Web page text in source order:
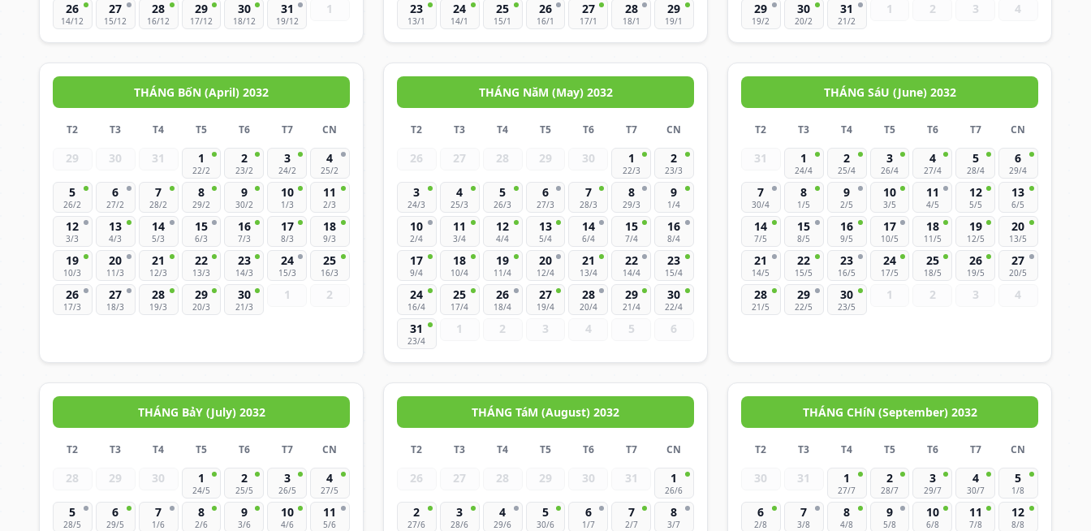
26
14/12
27
15/12
28
16/12
29
17/12
30
18/12
31
19/12
1 23
13/1
24
14/1
25
15/1
26
16/1
27
17/1
28
18/1
29
19/1
29
19/2
30
20/2
31
21/2
1 2 3 4
THÁNG BốN (April) 2032
T2 T3 T4 T5 T6 T7 CN
29 30 31 1
22/2
2
23/2
3
24/2
4
25/2
5
26/2
6
27/2
7
28/2
8
29/2
9
30/2
10
1/3
11
2/3
12
3/3
13
4/3
14
5/3
15
6/3
16
7/3
17
8/3
18
9/3
19
10/3
20
11/3
21
12/3
22
13/3
23
14/3
24
15/3
25
16/3
26
17/3
27
18/3
28
19/3
29
20/3
30
21/3
1 2
THÁNG NăM (May) 2032
T2 T3 T4 T5 T6 T7 CN
26 27 28 29 30 1
22/3
2
23/3
3
24/3
4
25/3
5
26/3
6
27/3
7
28/3
8
29/3
9
1/4
10
2/4
11
3/4
12
4/4
13
5/4
14
6/4
15
7/4
16
8/4
17
9/4
18
10/4
19
11/4
20
12/4
21
13/4
22
14/4
23
15/4
24
16/4
25
17/4
26
18/4
27
19/4
28
20/4
29
21/4
30
22/4
31
23/4
1 2 3 4 5 6
THÁNG SáU (June) 2032
T2 T3 T4 T5 T6 T7 CN
31 1
24/4
2
25/4
3
26/4
4
27/4
5
28/4
6
29/4
7
30/4
8
1/5
9
2/5
10
3/5
11
4/5
12
5/5
13
6/5
14
7/5
15
8/5
16
9/5
17
10/5
18
11/5
19
12/5
20
13/5
21
14/5
22
15/5
23
16/5
24
17/5
25
18/5
26
19/5
27
20/5
28
21/5
29
22/5
30
23/5
1 2 3 4
THÁNG BảY (July) 2032
T2 T3 T4 T5 T6 T7 CN
28 29 30 1
24/5
2
25/5
3
26/5
4
27/5
5
28/5
6
29/5
7
1/6
8
2/6
9
3/6
10
4/6
11
5/6
THÁNG TáM (August) 2032
T2 T3 T4 T5 T6 T7 CN
26 27 28 29 30 31 1
26/6
2
27/6
3
28/6
4
29/6
5
30/6
6
1/7
7
2/7
8
3/7
THÁNG CHíN (September) 2032
T2 T3 T4 T5 T6 T7 CN
30 31 1
27/7
2
28/7
3
29/7
4
30/7
5
1/8
6
2/8
7
3/8
8
4/8
9
5/8
10
6/8
11
7/8
12
8/8